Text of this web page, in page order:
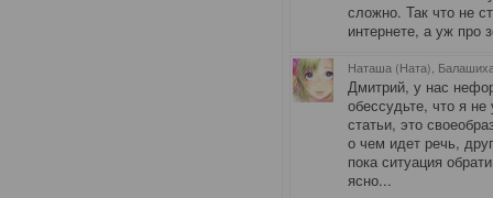
сложно. Так что не
интернете, а уж про
Наташа (Ната),
Дмитрий, у нас
обессудьте, что я
статьи, это
о чем идет речь,
пока ситуация
ясно...